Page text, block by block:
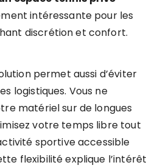
intéressante pour les
discrétion et confort.
permet aussi d’éviter
logistiques. Vous ne
matériel sur de longues
votre temps libre tout
sportive accessible
flexibilité explique l’intérêt